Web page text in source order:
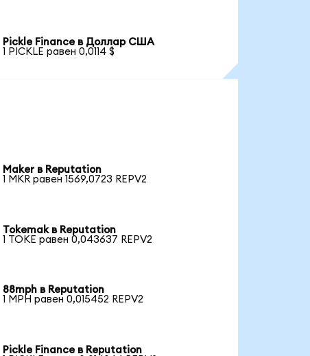
Pickle Finance в Доллар США
1 PICKLE равен 0,0114 $
Maker в Reputation
1 MKR равен 1569,0723 REPV2
Tokemak в Reputation
1 TOKE равен 0,043637 REPV2
88mph в Reputation
1 MPH равен 0,015452 REPV2
Pickle Finance в Reputation